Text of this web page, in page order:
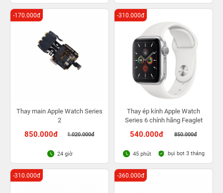
Thay main Apple Watch Series
2
850.000đ 1.020.000đ
-170.000đ
24 giờ
Thay ép kính Apple Watch
Series 6 chính hãng Feaglet
540.000đ 850.000đ
-310.000đ
45 phút bụi bọt 3 tháng
-310.000đ -360.000đ